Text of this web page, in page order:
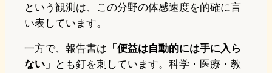
という観測は、この分野の体感速度を的確に言
い表しています。
一方で、報告書は 「便益は自動的には手に入ら
ない」 とも釘を刺しています。科学・医療・教